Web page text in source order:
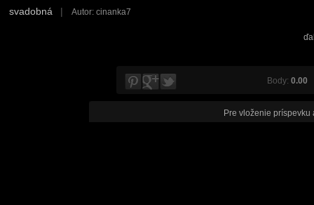
svadobná | Autor: cinanka7
Body: 0.00
Pre vloženie